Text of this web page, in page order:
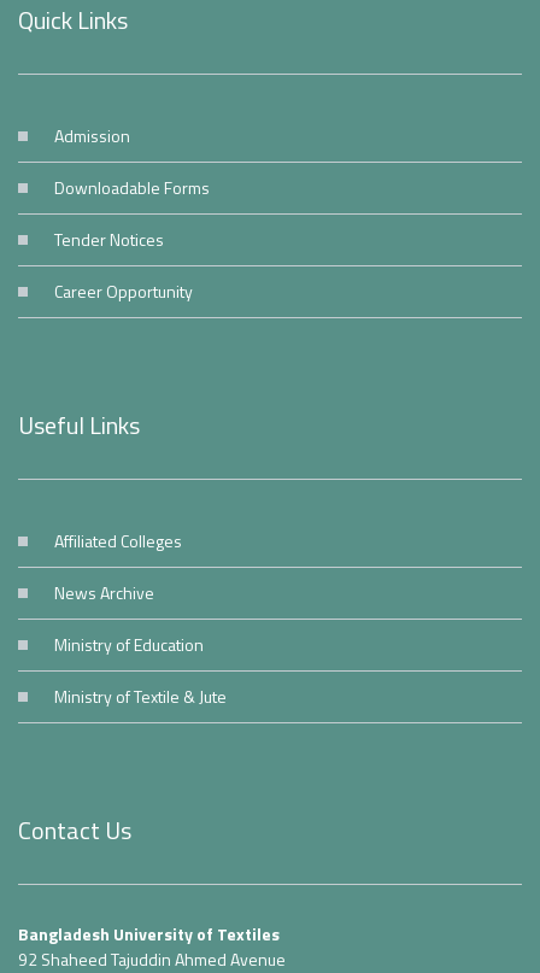
Quick Links
Admission
Downloadable Forms
Tender Notices
Career Opportunity
Useful Links
Affiliated Colleges
News Archive
Ministry of Education
Ministry of Textile & Jute
Contact Us
Bangladesh University of Textiles
92 Shaheed Tajuddin Ahmed Avenue